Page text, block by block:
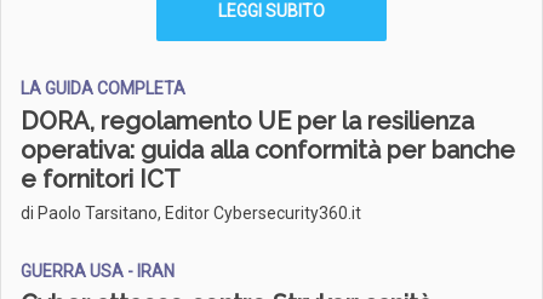
LEGGI SUBITO
LA GUIDA COMPLETA
DORA, regolamento UE per la resilienza
operativa: guida alla conformità per banche
e fornitori ICT
di Paolo Tarsitano, Editor Cybersecurity360.it
GUERRA USA - IRAN